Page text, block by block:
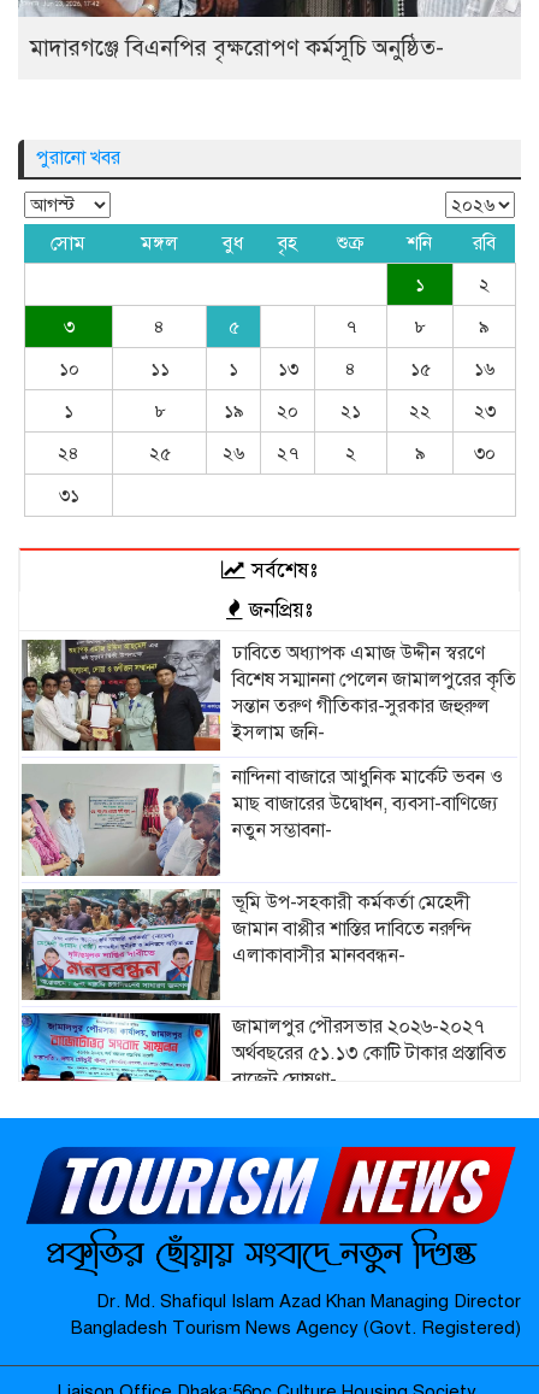
মাদারগঞ্জে বিএনপির বৃক্ষরোপণ কর্মসূচি অনুষ্ঠিত-
পুরানো খবর
সোম মঙ্গল বুধ বৃহ শুক্র শনি রবি
১
২
৩
৪ ৫ ৭ ৮
৯
১০
১১ ১ ১৩ ৪ ১৫
১৬
১
৮ ১৯ ২০ ২১ ২২
২৩
২৪
২৫ ২৬ ২৭ ২ ৯
৩০
৩১
সর্বশেষঃ
জনপ্রিয়ঃ
ঢাবিতে অধ্যাপক এমাজ উদ্দীন স্বরণে
বিশেষ সম্মাননা পেলেন জামালপুরের কৃতি
সন্তান তরুণ গীতিকার-সুরকার জহুরুল
ইসলাম জনি-
নান্দিনা বাজারে আধুনিক মার্কেট ভবন ও
মাছ বাজারের উদ্বোধন, ব্যবসা-বাণিজ্যে
নতুন সম্ভাবনা-
ভূমি উপ-সহকারী কর্মকর্তা মেহেদী
জামান বাপ্পীর শাস্তির দাবিতে নরুন্দি
এলাকাবাসীর মানববন্ধন-
জামালপুর পৌরসভার ২০২৬-২০২৭
অর্থবছরের ৫১.১৩ কোটি টাকার প্রস্তাবিত
বাজেট ঘোষণা-
মাদারগঞ্জে নারী ও শিশু সুরক্ষা বিষয়ে
সচেতনতামূলক সভা অনুষ্ঠিত-
মাদারগঞ্জে বিএনপির বৃক্ষরোপণ কর্মসূচি
অনুষ্ঠিত-
Dr. Md. Shafiqul Islam Azad Khan Managing Director
Bangladesh Tourism News Agency (Govt. Registered)